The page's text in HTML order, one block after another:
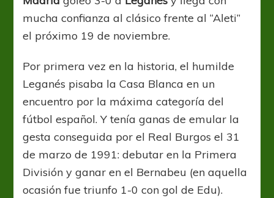
mucha confianza al clásico frente al “Aleti”
el próximo 19 de noviembre.
Por primera vez en la historia, el humilde
Leganés pisaba la Casa Blanca en un
encuentro por la máxima categoría del
fútbol español. Y tenía ganas de emular la
gesta conseguida por el Real Burgos el 31
de marzo de 1991: debutar en la Primera
División y ganar en el Bernabeu (en aquella
ocasión fue triunfo 1-0 con gol de Edu).